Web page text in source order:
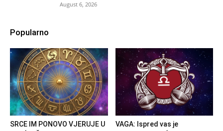
August 6, 2026
Popularno
SRCE IM PONOVO VJERUJE U
VAGA: Ispred vas je